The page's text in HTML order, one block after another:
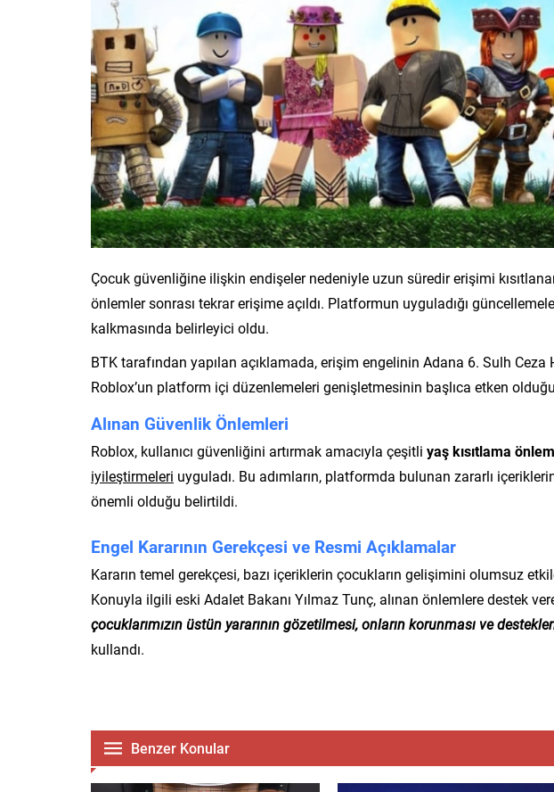
Çocuk güvenliğine ilişkin endişeler nedeniyle uzun süredir erişimi
önlemler sonrası tekrar erişime açıldı. Platformun uyguladığı
kalkmasında belirleyici oldu.
BTK tarafından yapılan açıklamada, erişim engelinin Adana 6. Sulh
Roblox’un platform içi düzenlemeleri genişletmesinin başlıca etken
Alınan Güvenlik Önlemleri
Roblox, kullanıcı güvenliğini artırmak amacıyla çeşitli yaş kısıtlama
iyileştirmeleri uyguladı. Bu adımların, platformda bulunan zararlı
önemli olduğu belirtildi.
Engel Kararının Gerekçesi ve Resmi Açıklamalar
Kararın temel gerekçesi, bazı içeriklerin çocukların gelişimini olumsuz
Konuyla ilgili eski Adalet Bakanı Yılmaz Tunç, alınan önlemlere destek
çocuklarımızın üstün yararının gözetilmesi, onların korunması ve
kullandı.
Benzer Konular